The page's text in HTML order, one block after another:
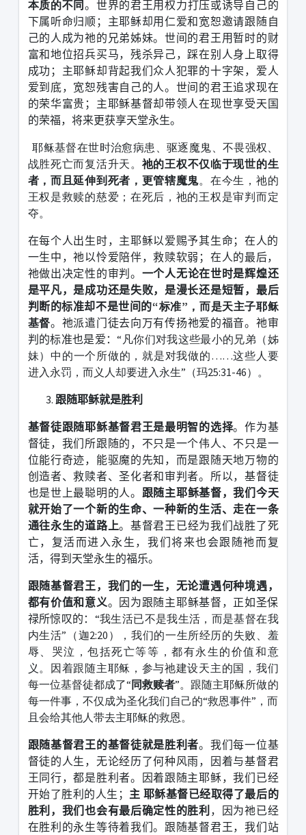
本质的不同。世界的君王用权力打压或诱导自己的
下属听命归顺；主耶稣却用仁爱和宽恕邀请跟随自
己的人成为祂的兄弟姊妹。世间的君王用暂时的财
富和地位招兵买马，残杀异己，踩在别人身上取得
成功；主耶稣却背起我们众人犯罪的十字架，爱人
爱到底，宽恕残害自己的人。世间的君王追求现在
的荣华富贵；主耶稣基督却带领人在现世享受天国
的荣福，将来更获享天堂永生。
耶稣基督在世时治愈病患、驱逐魔鬼、不畏强权、
战胜死亡而复活升天。 祂的王权不仅临于现世的生
者，而且延伸到死者，更管辖魔鬼。在今生，祂的
王权是救赎的慈爱；在死后，祂的王权是审判而定
夺。
在每个人出生时，主耶稣以爱赐予其生命；在人的
一生中，祂以怜爱陪伴，救赎软弱；在人的最后，
祂做出决定性的审判。 一个人无论在世时是辉煌还
是平凡，是成功还是失败，是漫长还是短暂，最后
判断的标准却不是世间的“标准”，而是天主子耶稣
基督。祂派遣门徒去向万有传扬祂爱的福音。祂审
判的标准也是爱：“凡你们对我这些最小的兄弟（姊
妹）中的一个所做的，就是对我做的……这些人要
进入永罚，而义人却要进入永生”（玛25:31-46）。
跟随耶稣就是胜利
基督徒跟随耶稣基督君王是最明智的选择。作为基
督徒，我们所跟随的，不只是一个伟人、不只是一
位能行奇迹，能驱魔的先知，而是跟随天地万物的
创造者、救赎者、圣化者和审判者。所以，基督徒
也是世上最聪明的人。 跟随主耶稣基督，我们今天
就开始了一个新的生命、一种新的生活、走在一条
通往永生的道路上。基督君王已经为我们战胜了死
亡，复活而进入永生，我们将来也会跟随祂而复
活，得到天堂永生的福乐。
跟随基督君王，我们的一生，无论遭遇何种境遇，
都有价值和意义。因为跟随主耶稣基督，正如圣保
禄所惊叹的： “我生活已不是我生活，而是基督在我
内生活”（迦2:20），我们的一生所经历的失败、羞
辱、哭泣，包括死亡等等，都有永生的价值和意
义。因着跟随主耶稣，参与祂建设天主的国，我们
每一位基督徒都成了“同救赎者”。跟随主耶稣所做的
每一件事，不仅成为圣化我们自己的“救恩事件”，而
且会给其他人带去主耶稣的救恩。
跟随基督君王的基督徒就是胜利者。我们每一位基
督徒的人生，无论经历了何种风雨，因着与基督君
王同行，都是胜利者。因着跟随主耶稣，我们已经
开始了胜利的人生； 主 耶稣基督已经取得了最后的
胜利，我们也会有最后确定性的胜利 ，因为祂已经
在胜利的永生等待着我们。跟随基督君王，我们站